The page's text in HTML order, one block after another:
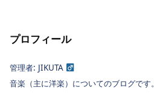
プロフィール
管理者: JIKUTA
音楽（主に洋楽）についてのブログです。